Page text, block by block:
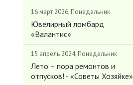
16 март 2026, Понедельник
Ювелирный ломбард
«Валантис»
15 апрель 2024, Понедельник
Лето – пора ремонтов и
отпусков! - «Советы Хозяйке»